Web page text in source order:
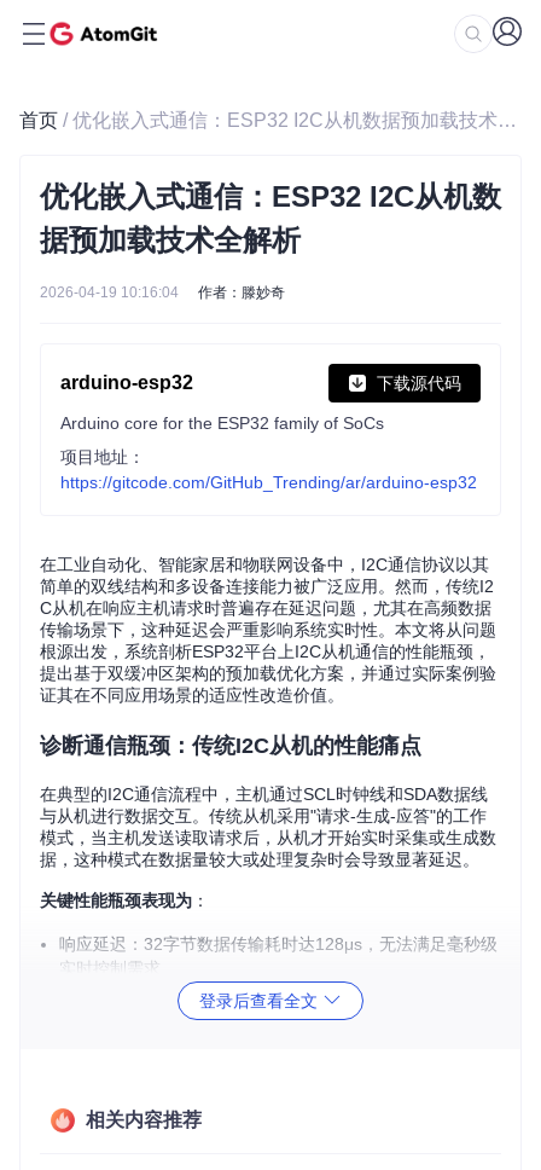
首页 / 优化嵌入式通信：ESP32 I2C从机数据预加载技术全解析
优化嵌入式通信：ESP32 I2C从机数
据预加载技术全解析
2026-04-19 10:16:04 作者：滕妙奇
arduino-esp32 下载源代码
Arduino core for the ESP32 family of SoCs
项目地址：
https://gitcode.com/GitHub_Trending/ar/arduino-esp32
在工业自动化、智能家居和物联网设备中，I2C通信协议以其
简单的双线结构和多设备连接能力被广泛应用。然而，传统I2
C从机在响应主机请求时普遍存在延迟问题，尤其在高频数据
传输场景下，这种延迟会严重影响系统实时性。本文将从问题
根源出发，系统剖析ESP32平台上I2C从机通信的性能瓶颈，
提出基于双缓冲区架构的预加载优化方案，并通过实际案例验
证其在不同应用场景的适应性改造价值。
诊断通信瓶颈：传统I2C从机的性能痛点
在典型的I2C通信流程中，主机通过SCL时钟线和SDA数据线
与从机进行数据交互。传统从机采用"请求-生成-应答"的工作
模式，当主机发送读取请求后，从机才开始实时采集或生成数
据，这种模式在数据量较大或处理复杂时会导致显著延迟。
关键性能瓶颈表现为 ：
响应延迟：32字节数据传输耗时达128μs，无法满足毫秒级
实时控制需求
资源冲突：数据生成过程占用CPU资源，导致主任务执行周
图1：I2C主从设备通信连接示意图，展示ESP32作为主机与从
登录后查看全文
相关内容推荐